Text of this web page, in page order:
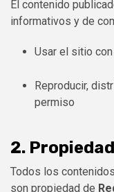
El contenido
informativos y de
Usar el sitio
Reproducir,
permiso
2.
Todos los
son propiedad de